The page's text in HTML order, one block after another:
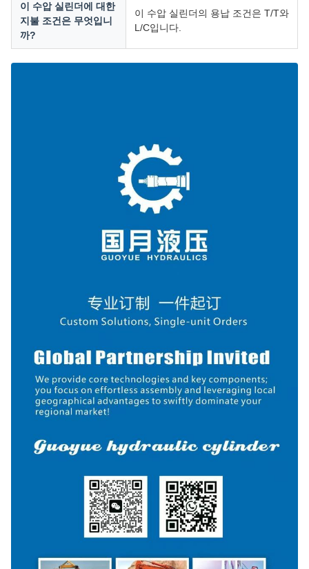
이 수압 실린더에 대한
지불 조건은 무엇입니
까?
이 수압 실린더의 용납 조건은 T/T와
L/C입니다.